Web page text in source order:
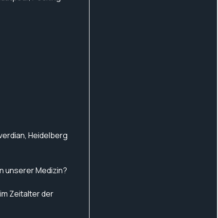
Heidelberg
unserer Medizin?
Zeitalter der